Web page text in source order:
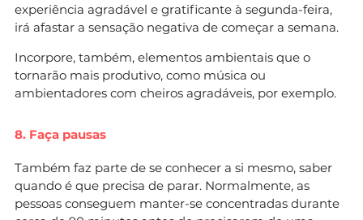
experiência agradável e gratificante à segunda-feira,
irá afastar a sensação negativa de começar a semana.
Incorpore, também, elementos ambientais que o
tornarão mais produtivo, como música ou
ambientadores com cheiros agradáveis, por exemplo.
8. Faça pausas
Também faz parte de se conhecer a si mesmo, saber
quando é que precisa de parar. Normalmente, as
pessoas conseguem manter-se concentradas durante